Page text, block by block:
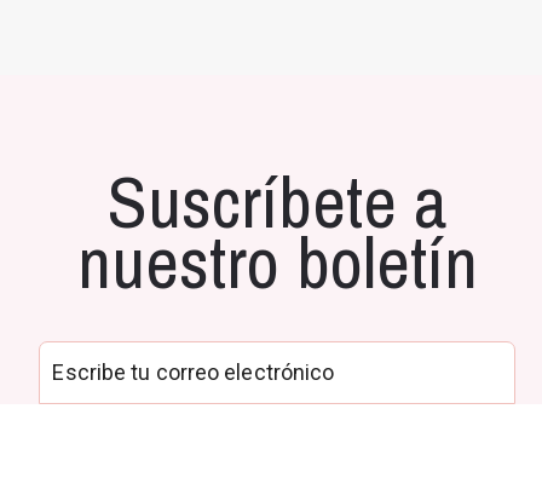
Suscríbete a
nuestro boletín